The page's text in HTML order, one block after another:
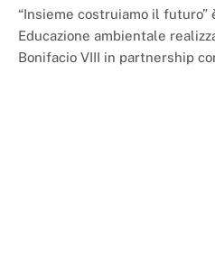
“Insieme costruiamo il futuro”
Educazione ambientale
Bonifacio VIII in partnership